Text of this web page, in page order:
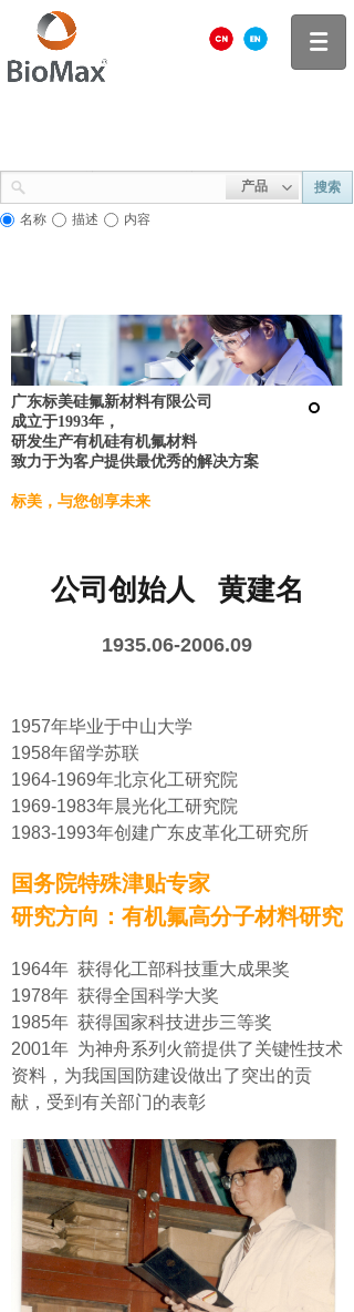
产品 搜索
名称 描述 内容
广东标美硅氟新材料有限公司
成立于1993年，
研发生产有机硅有机氟材料
致力于为客户提供最优秀的解决方案
标美，与您创享未来
公司创始人 黄建名
1935.06-2006.09
1957年毕业于中山大学
1958年留学苏联
1964-1969年北京化工研究院
1969-1983年晨光化工研究院
1983-1993年创建广东皮革化工研究所
国务院特殊津贴专家
研究方向：有机氟高分子材料研究
1964年 获得化工部科技重大成果奖
1978年 获得全国科学大奖
1985年 获得国家科技进步三等奖
2001年 为神舟系列火箭提供了关键性技术
资料，为我国国防建设做出了突出的贡
献，受到有关部门的表彰